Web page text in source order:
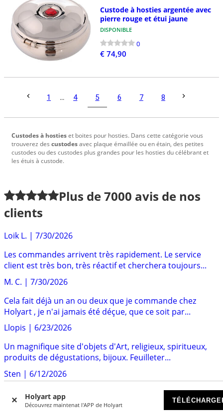
Holyart app
Découvrez maintenat l'APP de Holyart
Custode à hosties argentée avec
pierre rouge et étui jaune
DISPONIBLE
0
€ 74,90
1 ... 4 5 6 7 8
Custodes à hostieset boites pour hosties. Dans cette catégorie vous
trouverez des custodesavec plaque émaillée ou en étain, des petites
custodes ou des custodes plus grandes pour les hosties du célébrant et
les étuis à custode.
Plus de7000 avis de nos
clients
Loik L. | 7/30/2026
Les commandes arrivent très rapidement. Le service
client est très bon, très réactif et cherchera toujours...
M. C. | 7/30/2026
Cela fait déjà un an ou deux que je commande chez
Holyart , je n'ai jamais été déçue, que ce soit par...
Llopis | 6/23/2026
Un magnifique site d'objets d'Art, religieux, spiritueux,
produits de dégustations, bijoux. Feuilleter...
Sten | 6/12/2026
Un bon service client très reactifreactif Le produit que j'ai
commandé est parfaitement conforme au...